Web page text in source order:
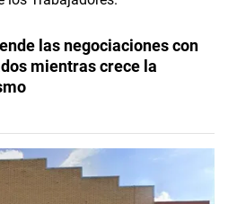
las negociaciones con
mientras crece la